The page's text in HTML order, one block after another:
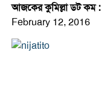
আজকের কুমিল্লা ডট কম :
February 12, 2016